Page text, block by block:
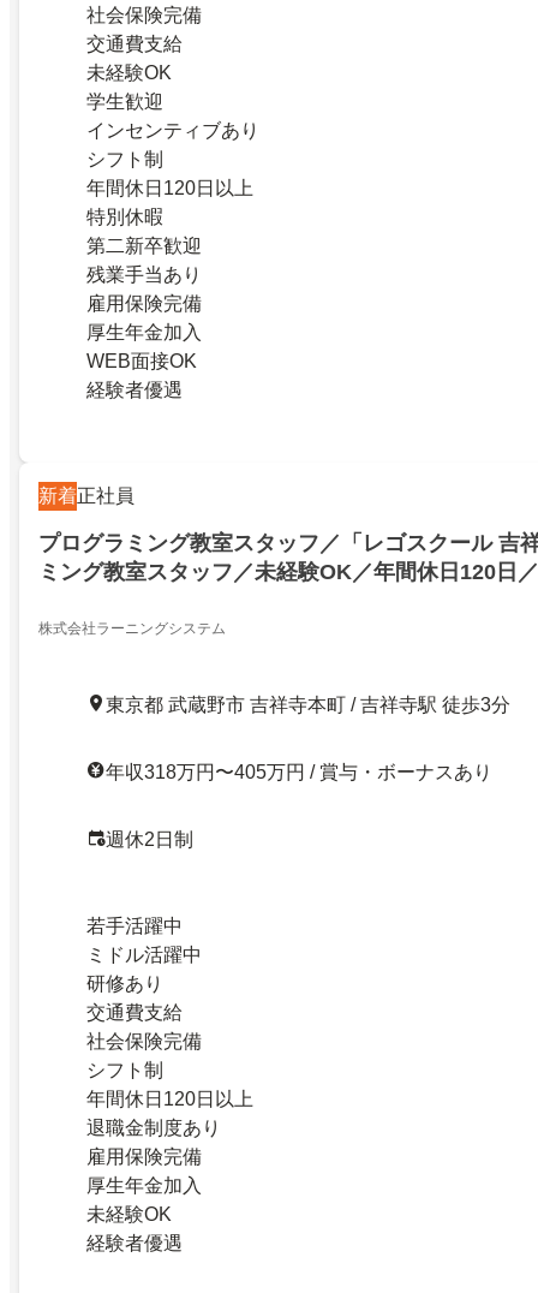
社会保険完備
交通費支給
未経験OK
学生歓迎
インセンティブあり
シフト制
年間休日120日以上
特別休暇
第二新卒歓迎
残業手当あり
雇用保険完備
厚生年金加入
WEB面接OK
経験者優遇
新着正社員
プログラミング教室スタッフ／「レゴスクール 吉
ミング教室スタッフ／未経験OK／年間休日120日
株式会社ラーニングシステム
東京都 武蔵野市 吉祥寺本町 / 吉祥寺駅 徒歩3分
年収318万円〜405万円 / 賞与・ボーナスあり
週休2日制
若手活躍中
ミドル活躍中
研修あり
交通費支給
社会保険完備
シフト制
年間休日120日以上
退職金制度あり
雇用保険完備
厚生年金加入
未経験OK
経験者優遇